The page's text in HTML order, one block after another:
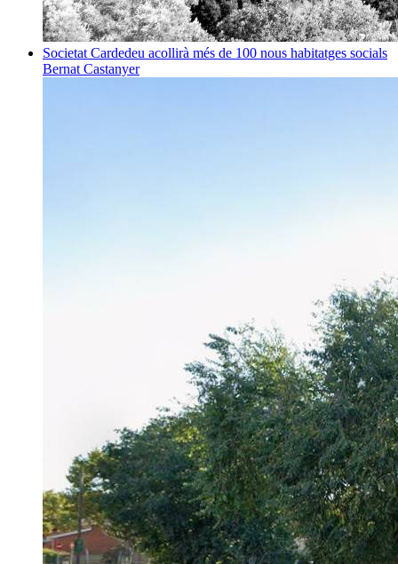
Societat Cardedeu acollirà més de 100 nous habitatges socials
Bernat Castanyer